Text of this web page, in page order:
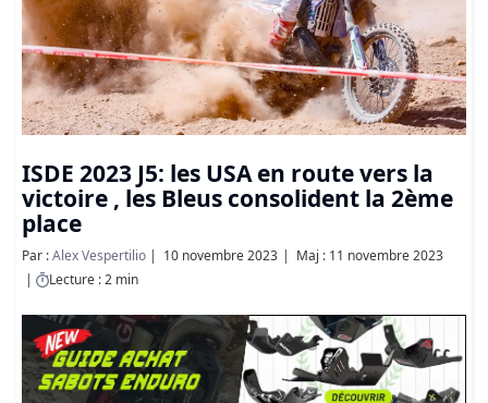
ISDE 2023 J5: les USA en route vers la
victoire , les Bleus consolident la 2ème
place
Par :Alex Vespertilio 10 novembre 2023
Maj : 11 novembre 2023
Lecture : 2 min